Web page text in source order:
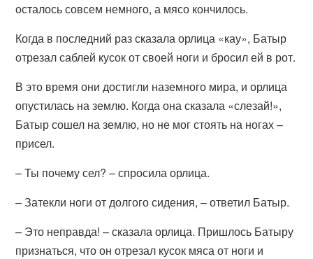
осталось совсем немного, а мясо кончилось.
Когда в последний раз сказала орлица «кау», Батыр
отрезал саблей кусок от своей ноги и бросил ей в рот.
В это время они достигли наземного мира, и орлица
опустилась на землю. Когда она сказала «слезай!»,
Батыр сошел на землю, но не мог стоять на ногах –
присел.
– Ты почему сел? – спросила орлица.
– Затекли ноги от долгого сидения, – ответил Батыр.
– Это неправда! – сказала орлица. Пришлось Батыру
признаться, что он отрезал кусок мяса от ноги и